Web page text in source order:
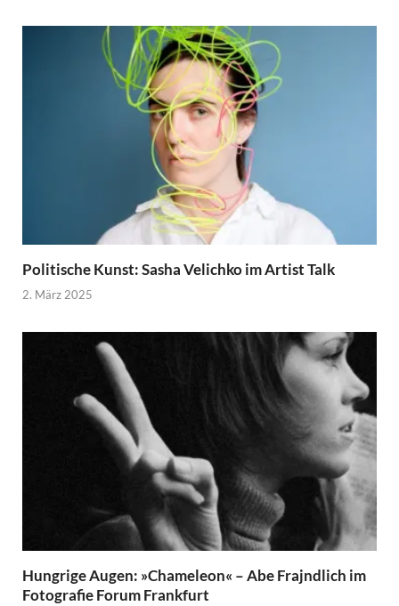
Politische Kunst: Sasha Velichko im Artist Talk
2. März 2025
Hungrige Augen: »Chameleon« – Abe Frajndlich im
Fotografie Forum Frankfurt